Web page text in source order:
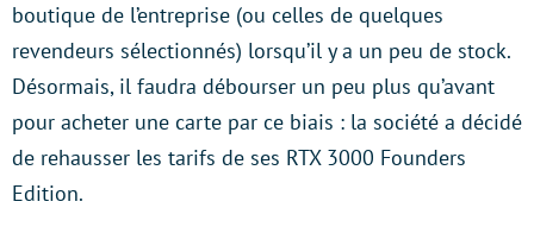
boutique de l’entreprise (ou celles de quelques
revendeurs sélectionnés) lorsqu’il y a un peu de stock.
Désormais, il faudra débourser un peu plus qu’avant
pour acheter une carte par ce biais : la société a décidé
de rehausser les tarifs de ses RTX 3000 Founders
Edition.